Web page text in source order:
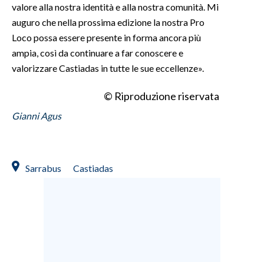
valore alla nostra identità e alla nostra comunità. Mi
auguro che nella prossima edizione la nostra Pro
Loco possa essere presente in forma ancora più
ampia, così da continuare a far conoscere e
valorizzare Castiadas in tutte le sue eccellenze».
© Riproduzione riservata
Gianni Agus
Sarrabus Castiadas